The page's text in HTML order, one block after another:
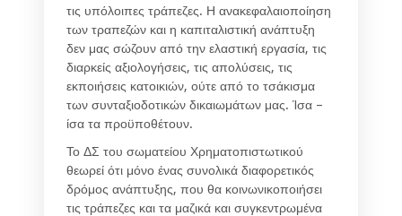
τις υπόλοιπες τράπεζες. Η ανακεφαλαιοποίηση
των τραπεζών και η καπιταλιστική ανάπτυξη
δεν μας σώζουν από την ελαστική εργασία, τις
διαρκείς αξιολογήσεις, τις απολύσεις, τις
εκποιήσεις κατοικιών, ούτε από το τσάκισμα
των συνταξιοδοτικών δικαιωμάτων μας. Ίσα –
ίσα τα προϋποθέτουν.
Το ΔΣ του σωματείου Χρηματοπιστωτικού
θεωρεί ότι μόνο ένας συνολικά διαφορετικός
δρόμος ανάπτυξης, που θα κοινωνικοποιήσει
τις τράπεζες και τα μαζικά και συγκεντρωμένα